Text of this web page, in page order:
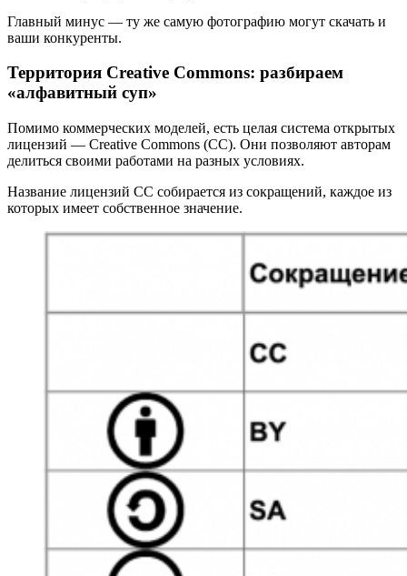
Главный минус — ту же самую фотографию могут скачать и
ваши конкуренты.
Территория Creative Commons: разбираем
«алфавитный суп»
Помимо коммерческих моделей, есть целая система открытых
лицензий — Creative Commons (CC). Они позволяют авторам
делиться своими работами на разных условиях.
Название лицензий CC собирается из сокращений, каждое из
которых имеет собственное значение.